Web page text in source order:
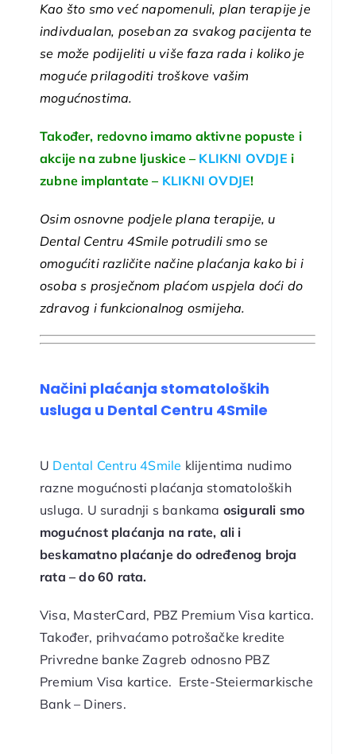
Kao što smo već napomenuli, plan terapije je
indivdualan, poseban za svakog pacijenta te
se može podijeliti u više faza rada i koliko je
moguće prilagoditi troškove vašim
mogućnostima.
Također, redovno imamo aktivne popuste i
akcije na zubne ljuskice – KLIKNI OVDJE i
zubne implantate – KLIKNI OVDJE!
Osim osnovne podjele plana terapije, u
Dental Centru 4Smile potrudili smo se
omogućiti različite načine plaćanja kako bi i
osoba s prosječnom plaćom uspjela doći do
zdravog i funkcionalnog osmijeha.
Načini plaćanja stomatoloških
usluga u Dental Centru 4Smile
U Dental Centru 4Smile klijentima nudimo
razne mogućnosti plaćanja stomatoloških
usluga. U suradnji s bankama osigurali smo
mogućnost plaćanja na rate, ali i
beskamatno plaćanje do određenog broja
rata – do 60 rata.
Visa, MasterCard, PBZ Premium Visa kartica.
Također, prihvaćamo potrošačke kredite
Privredne banke Zagreb odnosno PBZ
Premium Visa kartice. Erste-Steiermarkische
Bank – Diners.